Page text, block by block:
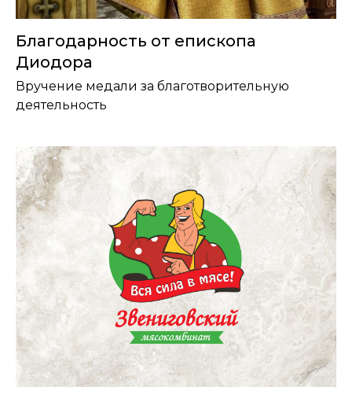
Благодарность от епископа
Диодора
Вручение медали за благотворительную
деятельность